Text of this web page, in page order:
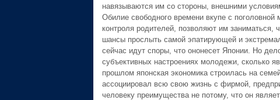
навязываются им со стороны, внешними
Обилие свободного времени вкупе с
контроля родителей, позволяют им заниматься,
шансы прослыть самой эпатирующей и
сейчас идут споры, что ононесет Японии. Но
субъективных настроениях молодежи, сколько
прошлом японская экономика строилась на
ассоциировал всю свою жизнь с фирмой,
человеку преимущества не потому, что он